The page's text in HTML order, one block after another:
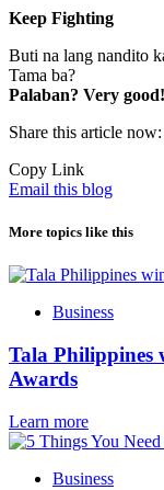
Keep Fighting
Buti na lang nandito
Tama ba?
Palaban? Very good!
Share this article now:
Copy Link
Email this blog
More topics like this
Business
Tala Philippines
Awards
Learn more
Business